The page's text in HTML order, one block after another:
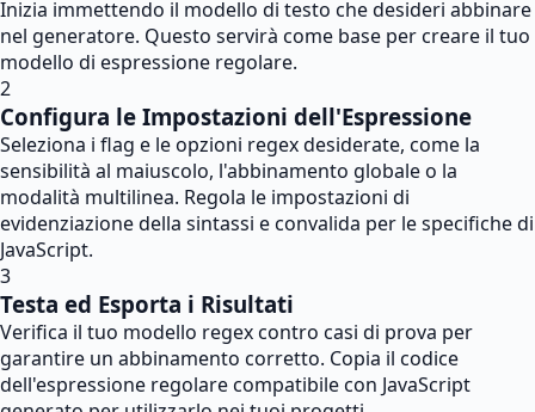
Inizia immettendo il modello di testo che desideri abbinare
nel generatore. Questo servirà come base per creare il tuo
modello di espressione regolare.
2
Configura le Impostazioni dell'Espressione
Seleziona i flag e le opzioni regex desiderate, come la
sensibilità al maiuscolo, l'abbinamento globale o la
modalità multilinea. Regola le impostazioni di
evidenziazione della sintassi e convalida per le specifiche di
JavaScript.
3
Testa ed Esporta i Risultati
Verifica il tuo modello regex contro casi di prova per
garantire un abbinamento corretto. Copia il codice
dell'espressione regolare compatibile con JavaScript